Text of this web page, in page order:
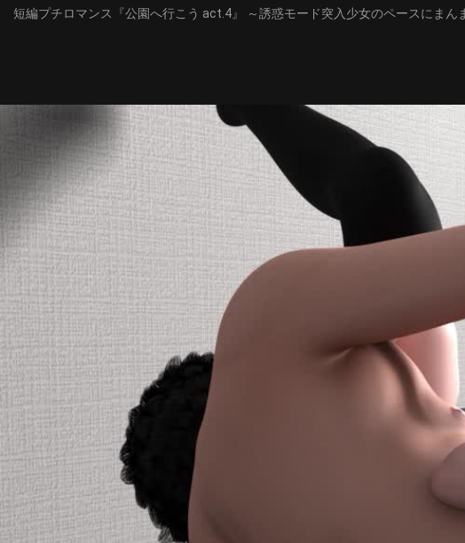
短編プチロマンス『公園へ行こう act.4』 ～誘惑モード突入少女のペースにまん